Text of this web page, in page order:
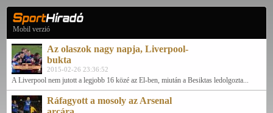
Mobil verzió
Az olaszok nagy napja, Liverpool-
bukta
2015-02-26 23:36:52
A Liverpool nem jutott a legjobb 16 közé az El-ben, miután a Besiktas ledolgozta...
Ráfagyott a mosoly az Arsenal